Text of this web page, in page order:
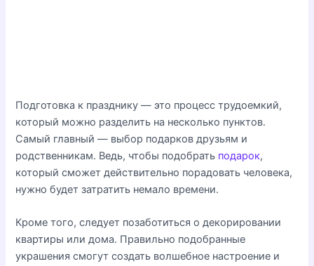
Подготовка к празднику — это процесс трудоемкий,
который можно разделить на несколько пунктов.
Самый главный — выбор подарков друзьям и
родственникам. Ведь, чтобы подобрать подарок,
который сможет действительно порадовать человека,
нужно будет затратить немало времени.
Кроме того, следует позаботиться о декорировании
квартиры или дома. Правильно подобранные
украшения смогут создать волшебное настроение и